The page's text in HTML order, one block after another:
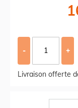
- +
Livraison offerte